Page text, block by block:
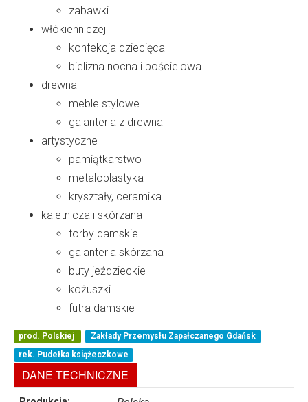
zabawki
włókienniczej
konfekcja dziecięca
bielizna nocna i pościelowa
drewna
meble stylowe
galanteria z drewna
artystyczne
pamiątkarstwo
metaloplastyka
kryształy, ceramika
kaletnicza i skórzana
torby damskie
galanteria skórzana
buty jeździeckie
kożuszki
futra damskie
prod. Polskiej
Zakłady Przemysłu Zapałczanego Gdańsk
rek. Pudełka książeczkowe
DANE TECHNICZNE